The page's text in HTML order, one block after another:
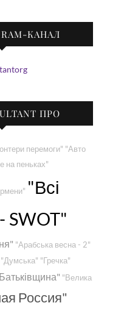
КАНАЛ
ПРО
перемоги" "Авто
на пеньках"
"Всі
SWOT"
"Арабська весна - 2"
"Думська" "Гречка"
"Велика
Россия"